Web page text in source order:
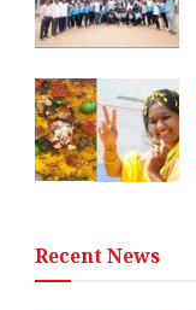
Recent News